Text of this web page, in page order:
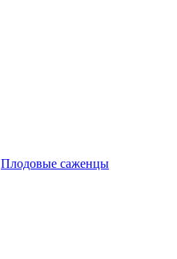
Плодовые саженцы